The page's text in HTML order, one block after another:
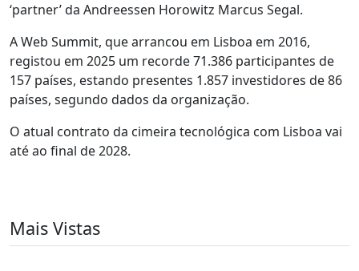
‘partner’ da Andreessen Horowitz Marcus Segal.
A Web Summit, que arrancou em Lisboa em 2016,
registou em 2025 um recorde 71.386 participantes de
157 países, estando presentes 1.857 investidores de 86
países, segundo dados da organização.
O atual contrato da cimeira tecnológica com Lisboa vai
até ao final de 2028.
Mais Vistas